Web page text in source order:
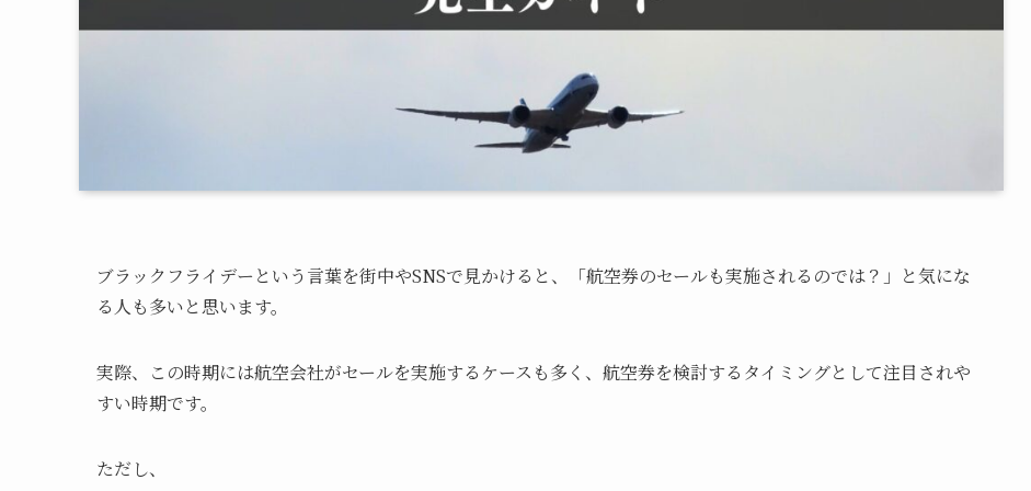
ブラックフライデーという言葉を街中やSNSで見かけると、「航空券のセールも実施されるのでは？」と気にな
る人も多いと思います。
実際、この時期には航空会社がセールを実施するケースも多く、航空券を検討するタイミングとして注目されや
すい時期です。
ただし、